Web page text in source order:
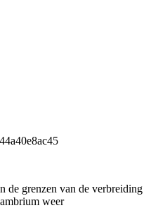
de grenzen van de verbreiding
weer